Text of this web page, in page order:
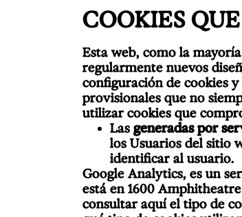
COOKIES
Esta web, como la
regularmente nuevos
configuración de cookies
provisionales que no
utilizar cookies que
Las generadas por
los Usuarios del sitio
identificar al usuario.
Google Analytics, es un
está en 1600
consultar aquí el tipo de